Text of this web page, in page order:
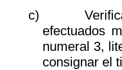
c)
efectuados
numeral 3,
consignar el